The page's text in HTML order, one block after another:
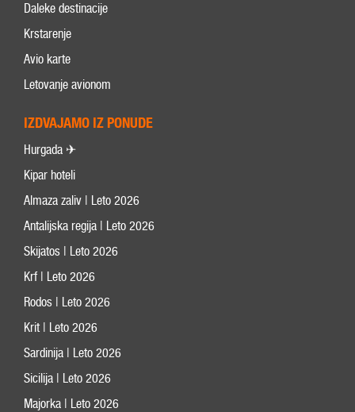
Daleke destinacije
Krstarenje
Avio karte
Letovanje avionom
IZDVAJAMO IZ PONUDE
Hurgada ✈
Kipar hoteli
Almaza zaliv | Leto 2026
Antalijska regija | Leto 2026
Skijatos | Leto 2026
Krf | Leto 2026
Rodos | Leto 2026
Krit | Leto 2026
Sardinija | Leto 2026
Sicilija | Leto 2026
Majorka | Leto 2026